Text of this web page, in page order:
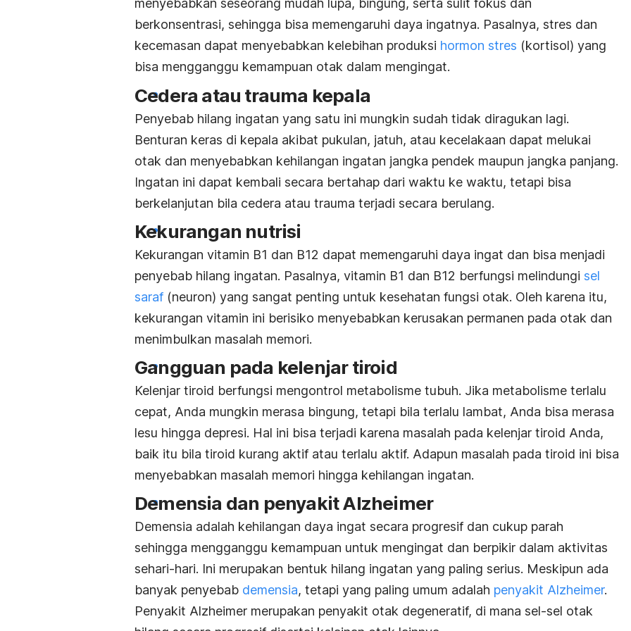
menyebabkan seseorang mudah lupa, bingung, serta sulit fokus dan
berkonsentrasi, sehingga bisa memengaruhi daya ingatnya. Pasalnya, stres dan
kecemasan dapat menyebabkan kelebihan produksi hormon stres (kortisol) yang
bisa mengganggu kemampuan otak dalam mengingat.
Cedera atau trauma kepala
Penyebab hilang ingatan yang satu ini mungkin sudah tidak diragukan lagi.
Benturan keras di kepala akibat pukulan, jatuh, atau kecelakaan dapat melukai
otak dan menyebabkan kehilangan ingatan jangka pendek maupun jangka panjang.
Ingatan ini dapat kembali secara bertahap dari waktu ke waktu, tetapi bisa
berkelanjutan bila cedera atau trauma terjadi secara berulang.
Kekurangan nutrisi
Kekurangan vitamin B1 dan B12 dapat memengaruhi daya ingat dan bisa menjadi
penyebab hilang ingatan. Pasalnya, vitamin B1 dan B12 berfungsi melindungi sel
saraf (neuron) yang sangat penting untuk kesehatan fungsi otak. Oleh karena itu,
kekurangan vitamin ini berisiko menyebabkan kerusakan permanen pada otak dan
menimbulkan masalah memori.
Gangguan pada kelenjar tiroid
Kelenjar tiroid berfungsi mengontrol metabolisme tubuh. Jika metabolisme terlalu
cepat, Anda mungkin merasa bingung, tetapi bila terlalu lambat, Anda bisa merasa
lesu hingga depresi. Hal ini bisa terjadi karena masalah pada kelenjar tiroid Anda,
baik itu bila tiroid kurang aktif atau terlalu aktif. Adapun masalah pada tiroid ini bisa
menyebabkan masalah memori hingga kehilangan ingatan.
Demensia dan penyakit Alzheimer
Demensia adalah kehilangan daya ingat secara progresif dan cukup parah
sehingga mengganggu kemampuan untuk mengingat dan berpikir dalam aktivitas
sehari-hari. Ini merupakan bentuk hilang ingatan yang paling serius. Meskipun ada
banyak penyebab demensia, tetapi yang paling umum adalah penyakit Alzheimer.
Penyakit Alzheimer merupakan penyakit otak degeneratif, di mana sel-sel otak